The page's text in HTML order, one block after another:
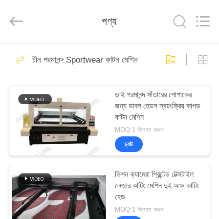
পণ্য
আমাদের
সম্পর্কে
কারখানা
সফর
মান
Photoelectric
Co.,Ltd.
Co2 লেসার মেশিন
Galvo লেসার মেশিন
25
পণ্য
চীন পরমানন্দ Sportwear কাটন মেশিন
ডাই পরমানন্দ সাঁতারের পোশাকের
জন্য ডাবল হেডস স্বয়ংক্রিয় কাপড়
কাটন মেশিন
MOQ:1 বিন্যাস করুন
চ্যাট
ভিশন ক্যামেরা প্রিন্টেড টেক্সটাইল
লেজার কাটিং মেশিন দুই অক্ষ কাটিং
হেড
MOQ:1 বিন্যাস করুন